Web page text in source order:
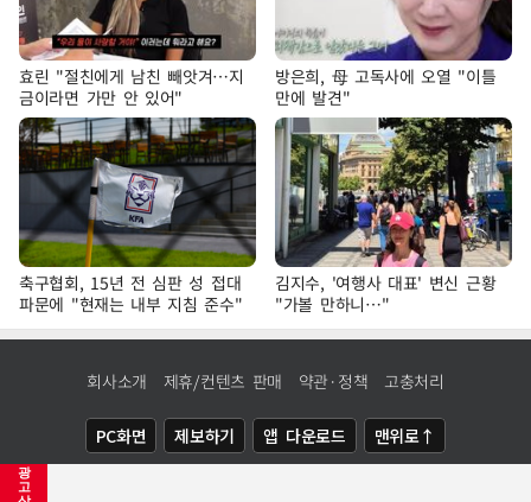
광
고
효린 "절친에게 남친 빼앗겨…지
금이라면 가만 안 있어"
방은희, 母 고독사에 오열 "이틀
만에 발견"
축구협회, 15년 전 심판 성 접대
파문에 "현재는 내부 지침 준수"
김지수, '여행사 대표' 변신 근황
"가볼 만하니…"
회사소개 제휴/컨텐츠 판매 약관·정책 고충처리
PC화면 제보하기 앱 다운로드 맨위로↑